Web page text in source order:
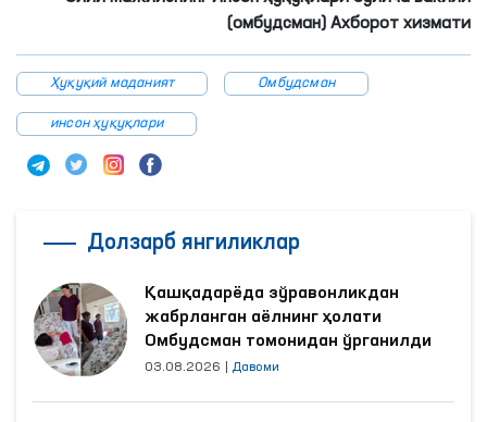
(омбудсман) Ахборот хизмати
Ҳуқуқий маданият Омбудсман
инсон ҳуқуқлари
Долзарб янгиликлар
Қашқадарёда зўравонликдан
жабрланган аёлнинг ҳолати
Омбудсман томонидан ўрганилди
03.08.2026 Давоми